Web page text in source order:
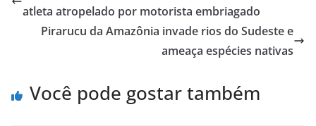
atleta atropelado por motorista embriagado
Pirarucu da Amazônia invade rios do Sudeste e
ameaça espécies nativas
Você pode gostar também